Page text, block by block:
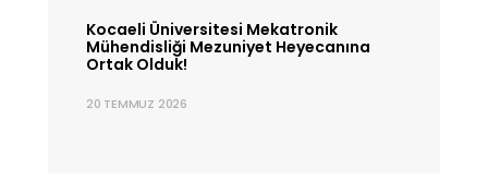
Kocaeli Üniversitesi Mekatronik
Mühendisliği Mezuniyet Heyecanına
Ortak Olduk!
20 TEMMUZ 2026